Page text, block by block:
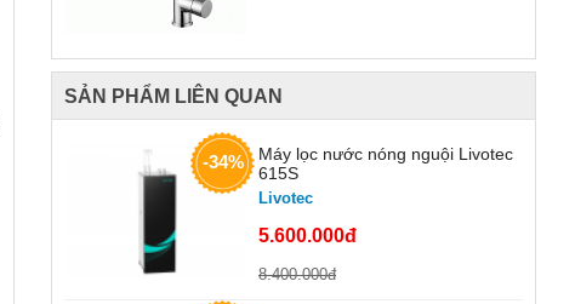
SẢN PHẨM LIÊN QUAN
-34%
Máy lọc nước nóng nguội Livotec
615S
Livotec
5.600.000đ
8.400.000đ